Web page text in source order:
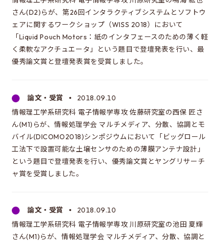
さん(D2)らが、第26回インタラクティブシステムとソフトウ
ェアに関するワークショップ（WISS 2018）において
「Liquid Pouch Motors：紙のインタフェースのための薄く軽
く柔軟なアクチュエータ」という題目で登壇発表を行い、最
優秀論文賞と登壇発表賞を受賞しました。
論文・受賞
2018.09.10
情報理工学系研究科 電子情報学専攻 佐藤研究室の西保 匠さ
ん(M1)らが、情報処理学会 マルチメディア、分散、協調とモ
バイル(DICOMO2018)シンポジウムにおいて「ビッグロール
工法下で設置可能な土壌センサのための薄膜アンテナ設計」
という題目で登壇発表を行い、優秀論文賞とヤングリサーチ
ャ賞を受賞しました。
論文・受賞
2018.09.10
情報理工学系研究科 電子情報学専攻 川原研究室の池田 夏輝
さん(M1)らが、情報処理学会 マルチメディア、分散、協調と